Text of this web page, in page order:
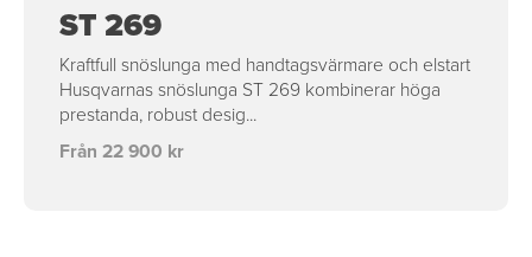
ST 269
Kraftfull snöslunga med handtagsvärmare och elstart
Husqvarnas snöslunga ST 269 kombinerar höga
prestanda, robust desig...
Från 22 900 kr